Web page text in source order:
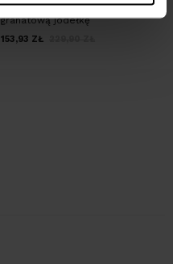
Kombinezon na szelkach w
granatową jodełkę
153,93 ZŁ